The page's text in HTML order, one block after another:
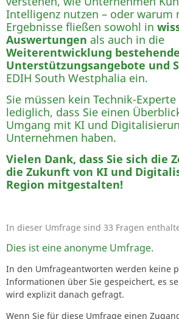
Intelligenz nutzen – oder warum
Ergebnisse fließen sowohl in
Auswertungen als auch in die
Weiterentwicklung
Unterstützungsangebote und
EDIH South Westphalia ein.
Sie müssen kein Technik-
lediglich, dass Sie einen
Umgang mit KI und
Unternehmen haben.
Vielen Dank, dass Sie sich die
die Zukunft von KI und
Region mitgestalten!
In dieser Umfrage sind 33 Fragen
Dies ist eine anonyme Umfrage.
In den Umfrageantworten werden keine
Informationen über Sie gespeichert, es
wird explizit danach gefragt.
Wenn Sie für diese Umfrage einen